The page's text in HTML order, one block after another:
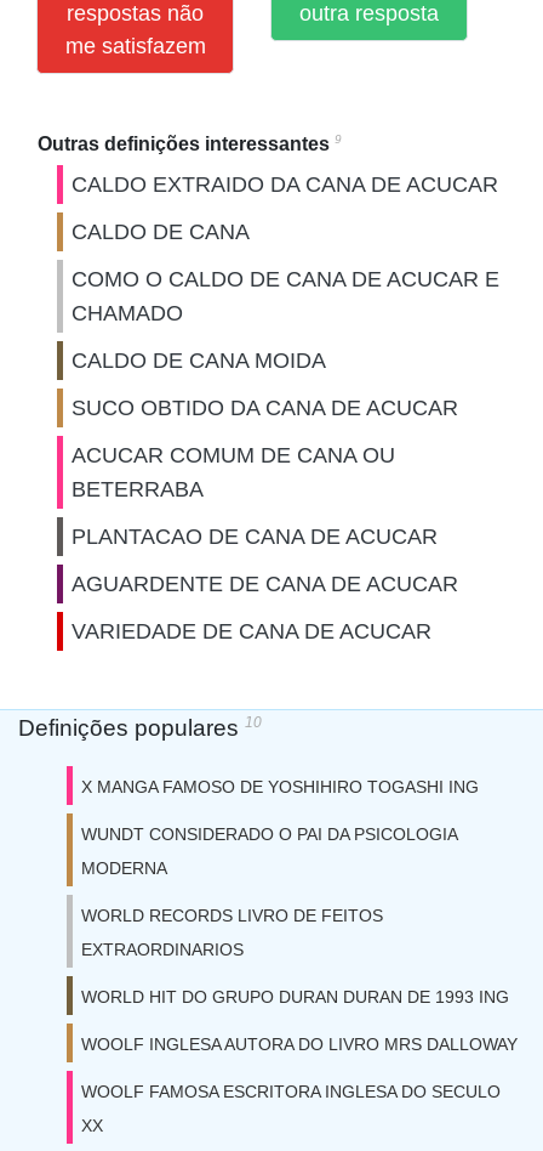
respostas não
me satisfazem
outra resposta
Outras definições interessantes 9
CALDO EXTRAIDO DA CANA DE ACUCAR
CALDO DE CANA
COMO O CALDO DE CANA DE ACUCAR E
CHAMADO
CALDO DE CANA MOIDA
SUCO OBTIDO DA CANA DE ACUCAR
ACUCAR COMUM DE CANA OU
BETERRABA
PLANTACAO DE CANA DE ACUCAR
AGUARDENTE DE CANA DE ACUCAR
VARIEDADE DE CANA DE ACUCAR
Definições populares 10
X MANGA FAMOSO DE YOSHIHIRO TOGASHI ING
WUNDT CONSIDERADO O PAI DA PSICOLOGIA
MODERNA
WORLD RECORDS LIVRO DE FEITOS
EXTRAORDINARIOS
WORLD HIT DO GRUPO DURAN DURAN DE 1993 ING
WOOLF INGLESA AUTORA DO LIVRO MRS DALLOWAY
WOOLF FAMOSA ESCRITORA INGLESA DO SECULO
XX